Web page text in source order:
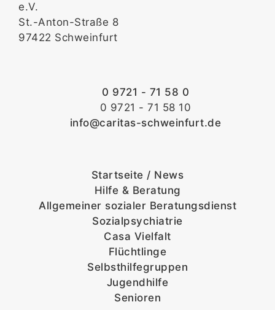
e.V.
St.-Anton-Straße 8
97422 Schweinfurt
0 9721 - 71 58 0
0 9721 - 71 58 10
info@caritas-schweinfurt.de
Startseite / News
Hilfe & Beratung
Allgemeiner sozialer Beratungsdienst
Sozialpsychiatrie
Casa Vielfalt
Flüchtlinge
Selbsthilfegruppen
Jugendhilfe
Senioren